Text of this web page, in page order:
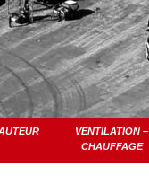
VENTILATION –
CHAUFFAGE